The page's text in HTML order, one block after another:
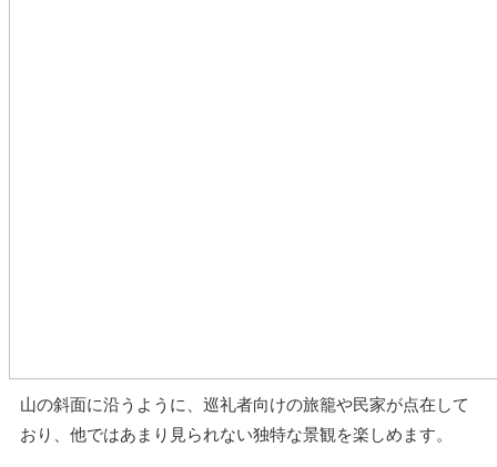
山の斜面に沿うように、巡礼者向けの旅籠や民家が点在して
おり、他ではあまり見られない独特な景観を楽しめます。